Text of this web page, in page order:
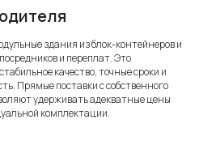
здания из блок-контейнеров и
и переплат. Это
качество, точные сроки и
Прямые поставки с собственного
удерживать адекватные цены
комплектации.